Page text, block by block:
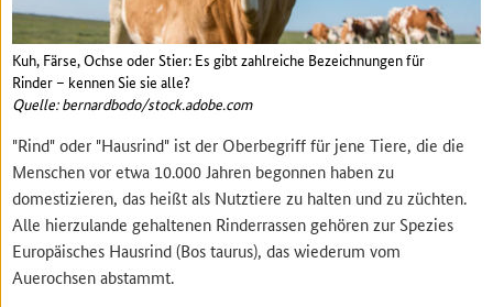
Kuh, Färse, Ochse oder Stier: Es gibt zahlreiche Bezeichnungen für
Rinder – kennen Sie sie alle?
Quelle: bernardbodo/stock.adobe.com
"Rind" oder "Hausrind" ist der Oberbegriff für jene Tiere, die die
Menschen vor etwa 10.000 Jahren begonnen haben zu
domestizieren, das heißt als Nutztiere zu halten und zu züchten.
Alle hierzulande gehaltenen Rinderrassen gehören zur Spezies
Europäisches Hausrind (Bos taurus), das wiederum vom
Auerochsen abstammt.